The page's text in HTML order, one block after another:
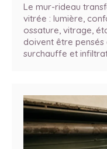
Le mur-rideau
vitrée : lumière,
ossature, vitrage,
doivent être
surchauffe et